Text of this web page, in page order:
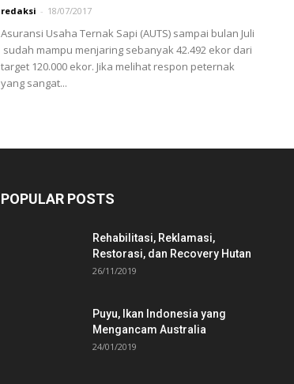
redaksi - 18/07/2017
Asuransi Usaha Ternak Sapi (AUTS) sampai bulan Juli
sudah mampu menjaring sebanyak 42.492 ekor dari
target 120.000 ekor. Jika melihat respon peternak
yang sangat...
POPULAR POSTS
Rehabilitasi, Reklamasi,
Restorasi, dan Recovery Hutan
26/11/2019
Puyu, Ikan Indonesia yang
Mengancam Australia
24/01/2019